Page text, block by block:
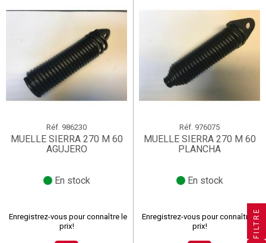
Ajouter à ma liste d'envies ×
×
Réf. 986230
MUELLE SIERRA 270 M 60
AGUJERO
En stock
Enregistrez-vous pour connaître le
prix!
Réf. 976075
MUELLE SIERRA 270 M 60
PLANCHA
En stock
Enregistrez-vous pour connaître le
prix!
FILTRE